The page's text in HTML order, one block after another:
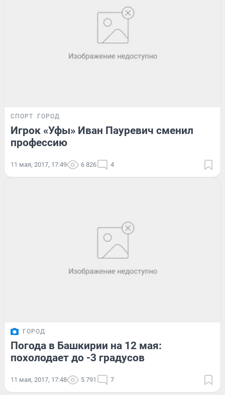
СПОРТ ГОРОД
Игрок «Уфы» Иван Пауревич сменил
профессию
11 мая, 2017, 17:49 6 826 4
ГОРОД
Погода в Башкирии на 12 мая:
похолодает до -3 градусов
11 мая, 2017, 17:48 5 791 7